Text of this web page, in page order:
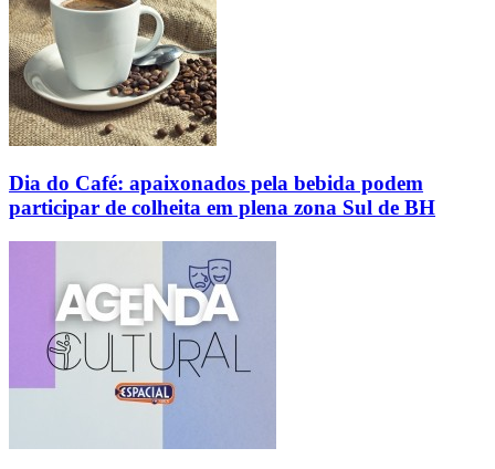
Dia do Café: apaixonados pela bebida podem
participar de colheita em plena zona Sul de BH